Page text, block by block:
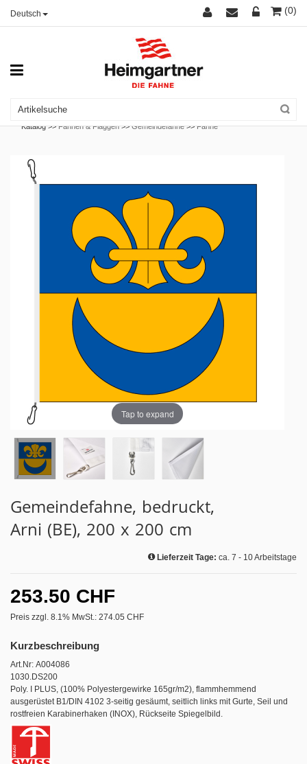
Deutsch (0)
Katalog >>Fahnen & Flaggen >>Gemeindefahne >>Fahne
Tap to expand
Gemeindefahne, bedruckt,
Arni (BE), 200 x 200 cm
Lieferzeit Tage: ca. 7 - 10 Arbeitstage
253.50 CHF
Preis zzgl. 8.1% MwSt.: 274.05 CHF
Kurzbeschreibung
Art.Nr: A004086
1030.DS200
Poly. I PLUS, (100% Polyestergewirke 165gr/m2), flammhemmend
ausgerüstet B1/DIN 4102 3-seitig gesäumt, seitlich links mit Gurte, Seil und
rostfreien Karabinerhaken (INOX), Rückseite Spiegelbild.